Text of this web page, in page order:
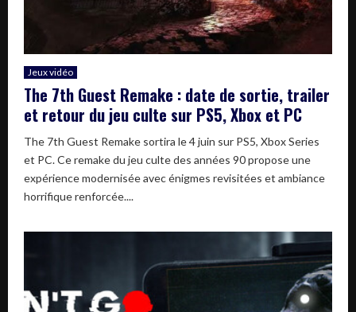
Jeux vidéo
The 7th Guest Remake : date de sortie, trailer
et retour du jeu culte sur PS5, Xbox et PC
The 7th Guest Remake sortira le 4 juin sur PS5, Xbox Series
et PC. Ce remake du jeu culte des années 90 propose une
expérience modernisée avec énigmes revisitées et ambiance
horrifique renforcée....